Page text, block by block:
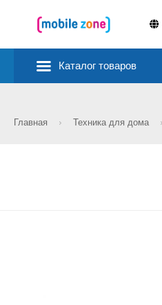
Каталог товаров
Главная Техника для дома